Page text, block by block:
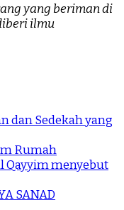
yang beriman di
ilmu
dan Sedekah yang
Rumah
Qayyim menyebut
SANAD